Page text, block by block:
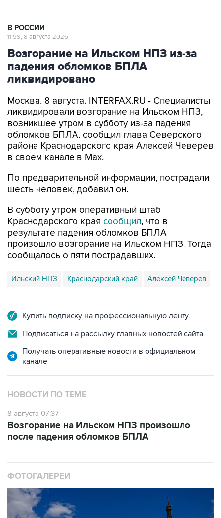
В РОССИИ
11:59, 8 августа 2026
Возгорание на Ильском НПЗ из-за
падения обломков БПЛА
ликвидировано
Москва. 8 августа. INTERFAX.RU - Специалисты
ликвидировали возгорание на Ильском НПЗ,
возникшее утром в субботу из-за падения
обломков БПЛА, сообщил глава Северского
района Краснодарского края Алексей Чеверев
в своем канале в Max.
По предварительной информации, пострадали
шесть человек, добавил он.
В субботу утром оперативный штаб
Краснодарского края сообщил, что в
результате падения обломков БПЛА
произошло возгорание на Ильском НПЗ. Тогда
сообщалось о пяти пострадавших.
Ильский НПЗ Краснодарский край Алексей Чеверев
Купить подписку на профессиональную ленту
Подписаться на рассылку главных новостей сайта
Получать оперативные новости в официальном
канале
НОВОСТИ ПО ТЕМЕ
8 августа 07:37
Возгорание на Ильском НПЗ произошло
после падения обломков БПЛА
ФОТОГАЛЕРЕИ